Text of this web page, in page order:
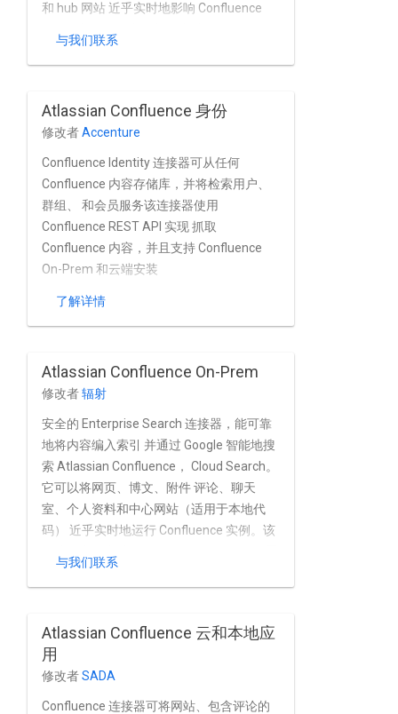
和 hub 网站 近乎实时地影响 Confluence
Confluence Cloud 的内置用户和群组 管
与我们联系
Atlassian Confluence 身份
修改者Accenture
Confluence Identity 连接器可从任何
Confluence 内容存储库，并将检索用户、
群组、 和会员服务该连接器使用
Confluence REST API 实现 抓取
Confluence 内容，并且支持 Confluence
On-Prem 和云端安装
了解详情
Atlassian Confluence On-Prem
修改者辐射
安全的 Enterprise Search 连接器，能可靠
地将内容编入索引 并通过 Google 智能地搜
索 Atlassian Confluence， Cloud Search。
它可以将网页、博文、附件 评论、聊天
室、个人资料和中心网站（适用于本地代
码） 近乎实时地运行 Confluence 实例。该
的用户和群组管理功能，以及 作为基于
与我们联系
Atlassian Confluence 云和本地应
用
修改者SADA
Confluence 连接器可将网站、包含评论的